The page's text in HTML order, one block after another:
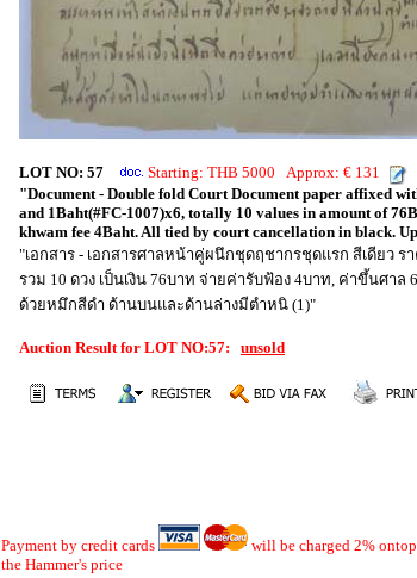
LOT NO: 57
Starting: THB 5000 Approx: € 131
"Document - Double fold Court Document paper affixed
and 1Baht(#FC-1007)x6, totally 10 values in amount of
khwam fee 4Baht. All tied by court cancellation in black.
"เอกสาร - เอกสารศาลหน้าคู่ผนึกชุดฤชากรชุดแรก สีเดียว รา
รวม 10 ดวง เป็นเงิน 76บาท จ่ายค่ารับฟ้อง 4บาท, ค่าขึ้นศ
ด้วยหมึกสีดำ ด้านบนและด้านล่างมีตำหนิ (1)"
Auction Result for LOT NO:57: unsold
Payment by credit cards
will be charged 2%
the Hammer's price